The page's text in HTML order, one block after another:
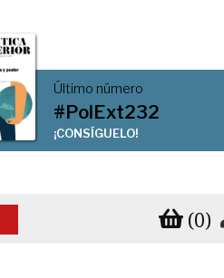
Último número
#PolExt232
¡CONSÍGUELO!
(0)